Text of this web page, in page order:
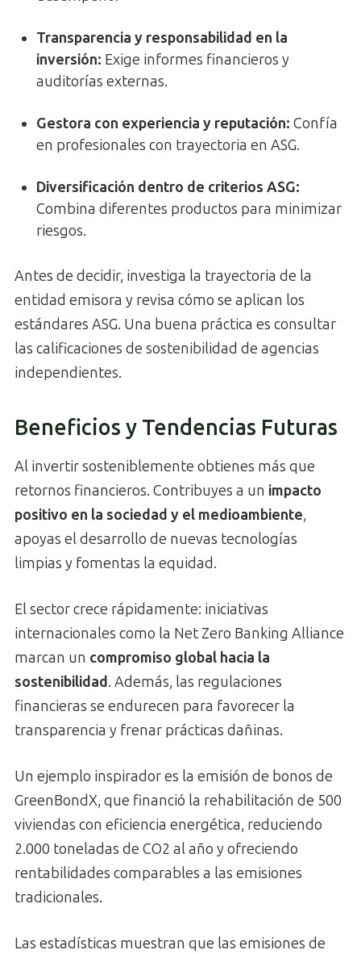
Transparencia y responsabilidad en la
inversión: Exige informes financieros y
auditorías externas.
Gestora con experiencia y reputación: Confía
en profesionales con trayectoria en ASG.
Diversificación dentro de criterios ASG:
Combina diferentes productos para minimizar
riesgos.
Antes de decidir, investiga la trayectoria de la
entidad emisora y revisa cómo se aplican los
estándares ASG. Una buena práctica es consultar
las calificaciones de sostenibilidad de agencias
independientes.
Beneficios y Tendencias Futuras
Al invertir sosteniblemente obtienes más que
retornos financieros. Contribuyes a un impacto
positivo en la sociedad y el medioambiente,
apoyas el desarrollo de nuevas tecnologías
limpias y fomentas la equidad.
El sector crece rápidamente: iniciativas
internacionales como la Net Zero Banking Alliance
marcan un compromiso global hacia la
sostenibilidad. Además, las regulaciones
financieras se endurecen para favorecer la
transparencia y frenar prácticas dañinas.
Un ejemplo inspirador es la emisión de bonos de
GreenBondX, que financió la rehabilitación de 500
viviendas con eficiencia energética, reduciendo
2.000 toneladas de CO2 al año y ofreciendo
rentabilidades comparables a las emisiones
tradicionales.
Las estadísticas muestran que las emisiones de